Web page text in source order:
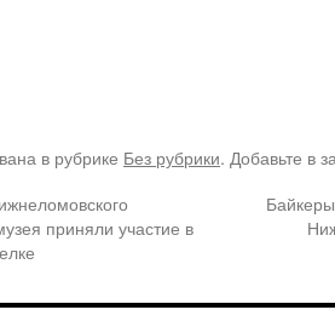
в рубрике Без рубрики. Добавьте в
приняли участие в